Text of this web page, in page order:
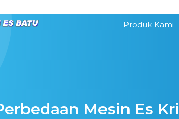
Produk Kami
Mesin Es